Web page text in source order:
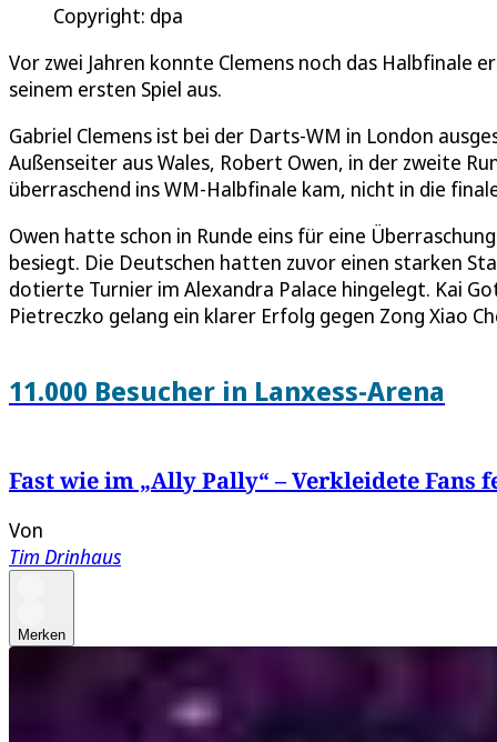
Copyright: dpa
Vor zwei Jahren konnte Clemens noch das Halbfinale
seinem ersten Spiel aus.
Gabriel Clemens ist bei der Darts-WM in London
Außenseiter aus Wales, Robert Owen, in der zweite
überraschend ins WM-Halbfinale kam, nicht in die
Owen hatte schon in Runde eins für eine
besiegt. Die Deutschen hatten zuvor einen starken
dotierte Turnier im Alexandra Palace hingelegt. Kai
Pietreczko gelang ein klarer Erfolg gegen Zong Xiao
11.000 Besucher in Lanxess-Arena
Fast wie im „Ally Pally“ – Verkleidete Fans
Von
Tim Drinhaus
Merken